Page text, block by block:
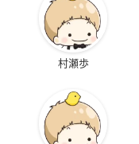
村瀬歩